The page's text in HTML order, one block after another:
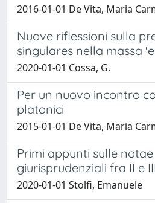
2016-01-01 De Vita, Maria
Nuove riflessioni sulla
singulares nella massa
2020-01-01 Cossa, G.
Per un nuovo incontro
platonici
2015-01-01 De Vita, Maria
Primi appunti sulle notae
giurisprudenziali fra II e
2020-01-01 Stolfi, Emanuele